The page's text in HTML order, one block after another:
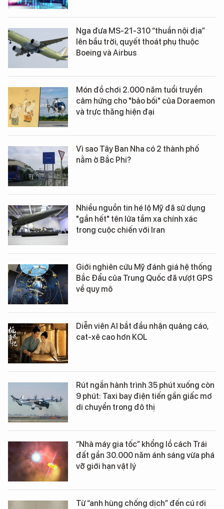
Nga đưa MS-21-310 “thuần nội địa”
lên bầu trời, quyết thoát phụ thuộc
Boeing và Airbus
Món đồ chơi 2.000 năm tuổi truyền
cảm hứng cho "bảo bối" của Doraemon
và trực thăng hiện đại
Vì sao Tây Ban Nha có 2 thành phố
nằm ở Bắc Phi?
Nhiều nguồn tin hé lộ Mỹ đã sử dụng
"gần hết" tên lửa tầm xa chính xác
trong cuộc chiến với Iran
Giới nghiên cứu Mỹ đánh giá hệ thống
Bắc Đẩu của Trung Quốc đã vượt GPS
về quy mô
Diễn viên AI bắt đầu nhận quảng cáo,
cat-xê cao hơn KOL
Rút ngắn hành trình 35 phút xuống còn
9 phút: Taxi bay điện tiến gần giấc mơ
di chuyển trong đô thị
“Nhà máy gia tốc” khổng lồ cách Trái
đất gần 30.000 năm ánh sáng vừa phá
vỡ giới hạn vật lý
Từ “anh hùng chống dịch” đến cú rơi